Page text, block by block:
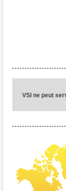
VSI ne peut